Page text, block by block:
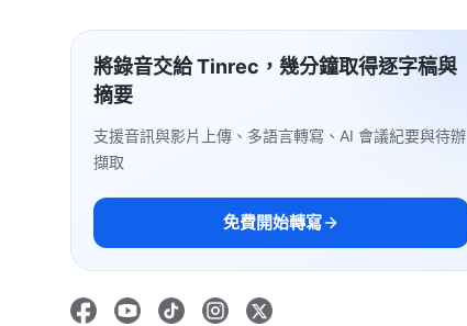
將錄音交給 Tinrec，幾分鐘取得逐字稿與
摘要
支援音訊與影片上傳、多語言轉寫、AI 會議紀要與待辦
擷取
免費開始轉寫